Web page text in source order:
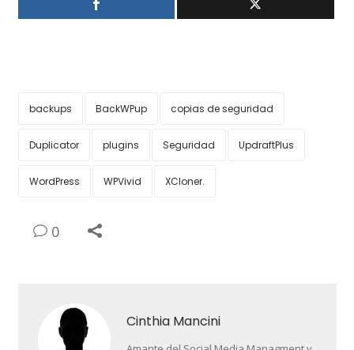
backups BackWPup copias de seguridad
Duplicator plugins Seguridad UpdraftPlus
WordPress WPVivid XCloner.
0
Cinthia Mancini